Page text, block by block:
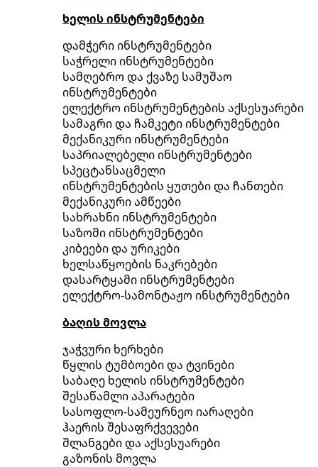
ხელის ინსტრუმენტები
დამჭერი ინსტრუმენტები
საჭრელი ინსტრუმენტები
სამღებრო და ქვაზე სამუშაო
ინსტრუმენტები
ელექტრო ინსტრუმენტების აქსესუარები
სამაგრი და ჩამკეტი ინსტრუმენტები
მექანიკური ინსტრუმენტები
საპრიალებელი ინსტრუმენტები
სპეცტანსაცმელი
ინსტრუმენტების ყუთები და ჩანთები
მექანიკური ამწეები
სახრახნი ინსტრუმენტები
საზომი ინსტრუმენტები
კიბეები და ურიკები
ხელსაწყოების ნაკრებები
დასარტყამი ინსტრუმენტები
ელექტრო-სამონტაჟო ინსტრუმენტები
ბაღის მოვლა
ჯაჭვური ხერხები
წყლის ტუმბოები და ტვინები
საბაღე ხელის ინსტრუმენტები
შესაწამლი აპარატები
სასოფლო-სამეურნეო იარაღები
ჰაერის შესაფრქვევები
შლანგები და აქსესუარები
გაზონის მოვლა